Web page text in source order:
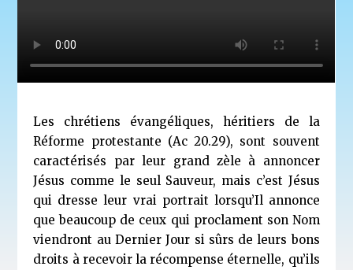
Les chrétiens évangéliques, héritiers de la
Réforme protestante (Ac 20.29), sont souvent
caractérisés par leur grand zèle à annoncer
Jésus comme le seul Sauveur, mais c’est Jésus
qui dresse leur vrai portrait lorsqu’Il annonce
que beaucoup de ceux qui proclament son Nom
viendront au Dernier Jour si sûrs de leurs bons
droits à recevoir la récompense éternelle, qu’ils